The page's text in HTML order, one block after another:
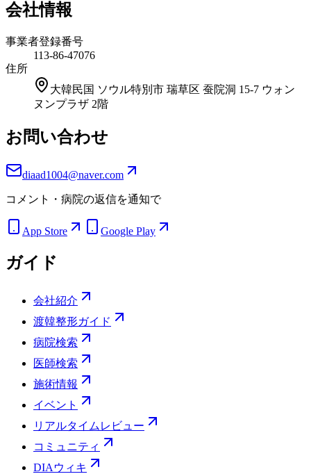
会社情報
事業者登録番号
113-86-47076
住所
大韓民国 ソウル特別市 瑞草区 蚕院洞 15-7 ウォン
ヌンプラザ 2階
お問い合わせ
diaad1004@naver.com
コメント・病院の返信を通知で
App Store Google Play
ガイド
会社紹介
渡韓整形ガイド
病院検索
医師検索
施術情報
イベント
リアルタイムレビュー
コミュニティ
DIAウィキ